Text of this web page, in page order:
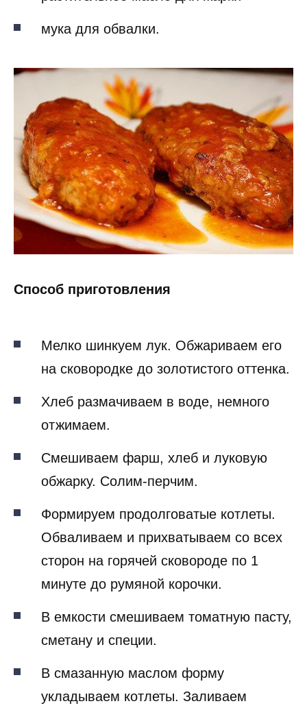
мука для обвалки.
Способ приготовления
Мелко шинкуем лук. Обжариваем его
на сковородке до золотистого оттенка.
Хлеб размачиваем в воде, немного
отжимаем.
Смешиваем фарш, хлеб и луковую
обжарку. Солим-перчим.
Формируем продолговатые котлеты.
Обваливаем и прихватываем со всех
сторон на горячей сковороде по 1
минуте до румяной корочки.
В емкости смешиваем томатную пасту,
сметану и специи.
В смазанную маслом форму
укладываем котлеты. Заливаем